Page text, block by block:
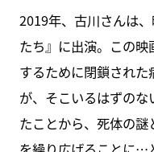
2019年、古川さんは
たち』に出演。この
するために閉鎖され
が、そこいるはずの
たことから、死体の